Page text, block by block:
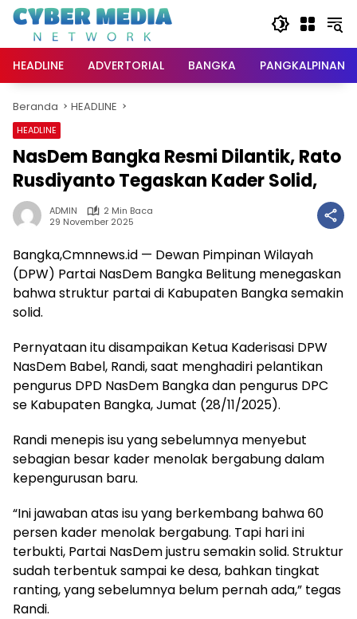
Langsung
konten
HEADLINE
ADVERTORIAL BANGKA PANGKALPINANG
Beranda HEADLINE
HEADLINE
NasDem Bangka Resmi Dilantik, Rato
Rusdiyanto Tegaskan Kader Solid,
ADMIN
2 Min Baca
29 November 2025
Bangka,Cmnnews.id — Dewan Pimpinan Wilayah
(DPW) Partai NasDem Bangka Belitung menegaskan
bahwa struktur partai di Kabupaten Bangka semakin
solid.
Pernyataan itu disampaikan Ketua Kaderisasi DPW
NasDem Babel, Randi, saat menghadiri pelantikan
pengurus DPD NasDem Bangka dan pengurus DPC
se Kabupaten Bangka, Jumat (28/11/2025).
Randi menepis isu yang sebelumnya menyebut
sebagian besar kader menolak bergabung dalam
kepengurusan baru.
“Ini jawaban atas isu yang berkembang bahwa 60
persen kader menolak bergabung. Tapi hari ini
terbukti, Partai NasDem justru semakin solid. Struktur
sudah terbentuk sampai ke desa, bahkan tingkat
ranting, yang sebelumnya belum pernah ada,” tegas
Randi.